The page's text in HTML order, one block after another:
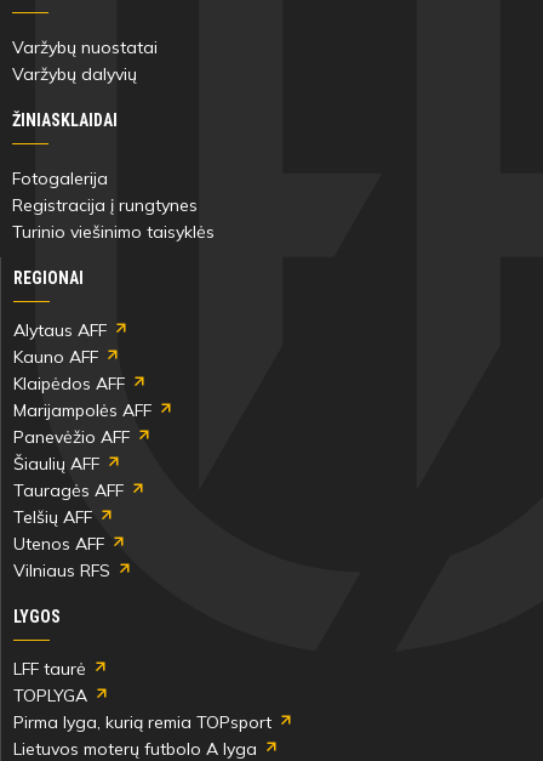
Varžybų nuostatai
Varžybų dalyvių
ŽINIASKLAIDAI
Fotogalerija
Registracija į rungtynes
Turinio viešinimo taisyklės
REGIONAI
Alytaus AFF
Kauno AFF
Klaipėdos AFF
Marijampolės AFF
Panevėžio AFF
Šiaulių AFF
Tauragės AFF
Telšių AFF
Utenos AFF
Vilniaus RFS
LYGOS
LFF taurė
TOPLYGA
Pirma lyga, kurią remia TOPsport
Lietuvos moterų futbolo A lyga